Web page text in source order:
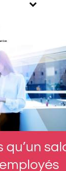
qu’un
employés